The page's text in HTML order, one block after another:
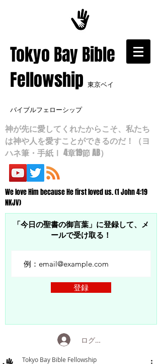
​Tokyo Bay Bible
Fellowship 東京ベイ
バイブルフェローシップ
神が先に愛してくれたからこそ、私たち
は神や人を愛すことができるのだ！（ヨ
ハネ筆・手紙Ⅰ 4章19節 AB）
We love Him because He first loved us. (1 John 4:19
NKJV)
「今日の聖書の御言葉」に登録して、メ
ールで受け取る！
登録
ログイン
Tokyo Bay Bible Fellowship